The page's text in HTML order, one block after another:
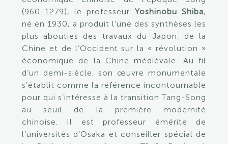
(960-1279), le professeur Yoshinobu Shiba,
né en 1930, a produit l’une des synthèses les
plus abouties des travaux du Japon, de la
Chine et de l’Occident sur la « révolution »
économique de la Chine médiévale. Au fil
d’un demi-siècle, son œuvre monumentale
s’établit comme la référence incontournable
pour qui s’intéresse à la transition Tang-Song
au seuil de la première modernité
chinoise. Il est professeur émérite de
l’universités d’Osaka et conseiller spécial de